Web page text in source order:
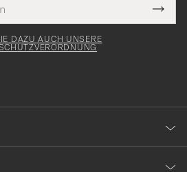
DAZU AUCH UNSERE